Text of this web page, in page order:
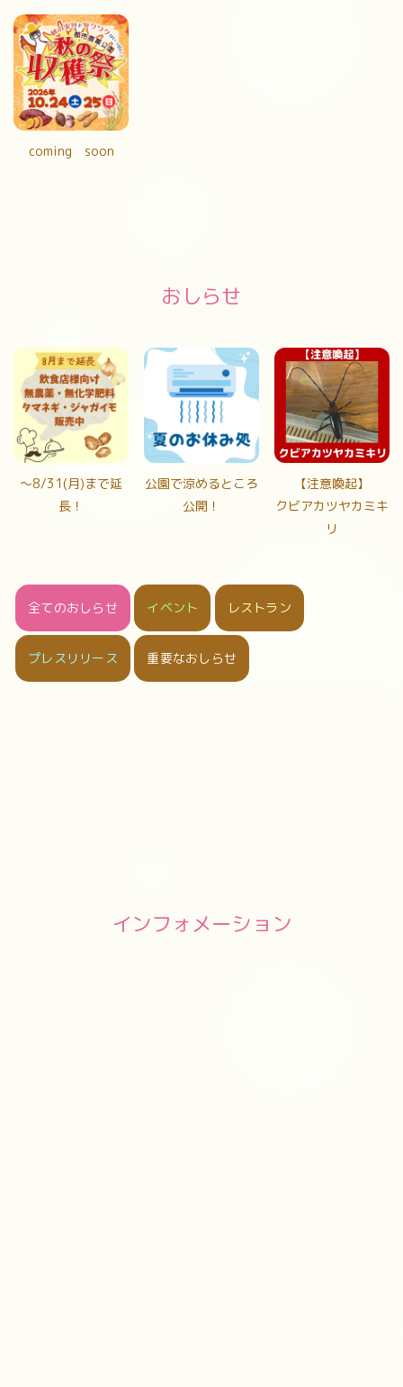
coming soon
おしらせ
〜8/31(月)まで延
長！
公園で涼めるところ
公開！
【注意喚起】
クビアカツヤカミキ
リ
全てのおしらせ イベント レストラン
プレスリリース 重要なおしらせ
インフォメーション